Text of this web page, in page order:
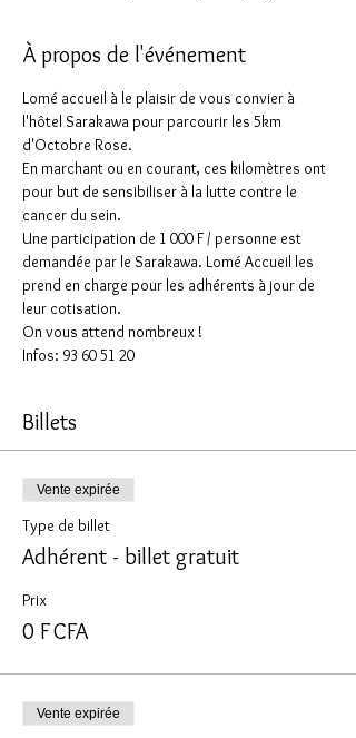
À propos de l'événement
Lomé accueil à le plaisir de vous convier à
l'hôtel Sarakawa pour parcourir les 5km
d'Octobre Rose.
En marchant ou en courant, ces kilomètres ont
pour but de sensibiliser à la lutte contre le
cancer du sein.
Une participation de 1 000 F / personne est
demandée par le Sarakawa. Lomé Accueil les
prend en charge pour les adhérents à jour de
leur cotisation.
On vous attend nombreux !
Infos: 93 60 51 20
Billets
Vente expirée
Type de billet
Adhérent - billet gratuit
Prix
0 F CFA
Vente expirée